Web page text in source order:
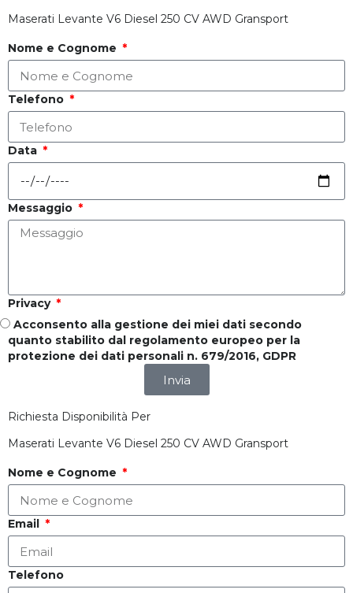
Maserati Levante V6 Diesel 250 CV AWD Gransport
Nome e Cognome
Telefono
Data
Messaggio
Privacy
Acconsento alla gestione dei miei dati secondo
quanto stabilito dal regolamento europeo per la
protezione dei dati personali n. 679/2016, GDPR
Invia
Richiesta Disponibilità Per
Maserati Levante V6 Diesel 250 CV AWD Gransport
Nome e Cognome
Email
Telefono